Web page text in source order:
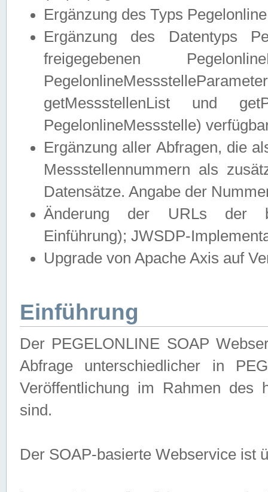
Ergänzung des Typs
Ergänzung des Datentyps
freigegebenen
getMessstellenList und
PegelonlineMessstelle)
Ergänzung aller Abfragen, die
Messstellennummern als
Datensätze. Angabe der
Änderung der URLs der
Einführung); JWSDP-
Upgrade von Apache Axis auf
Einführung
Der PEGELONLINE SOAP
Abfrage unterschiedlicher in
Veröffentlichung im Rahmen des
sind.
Der SOAP-basierte Webservice ist